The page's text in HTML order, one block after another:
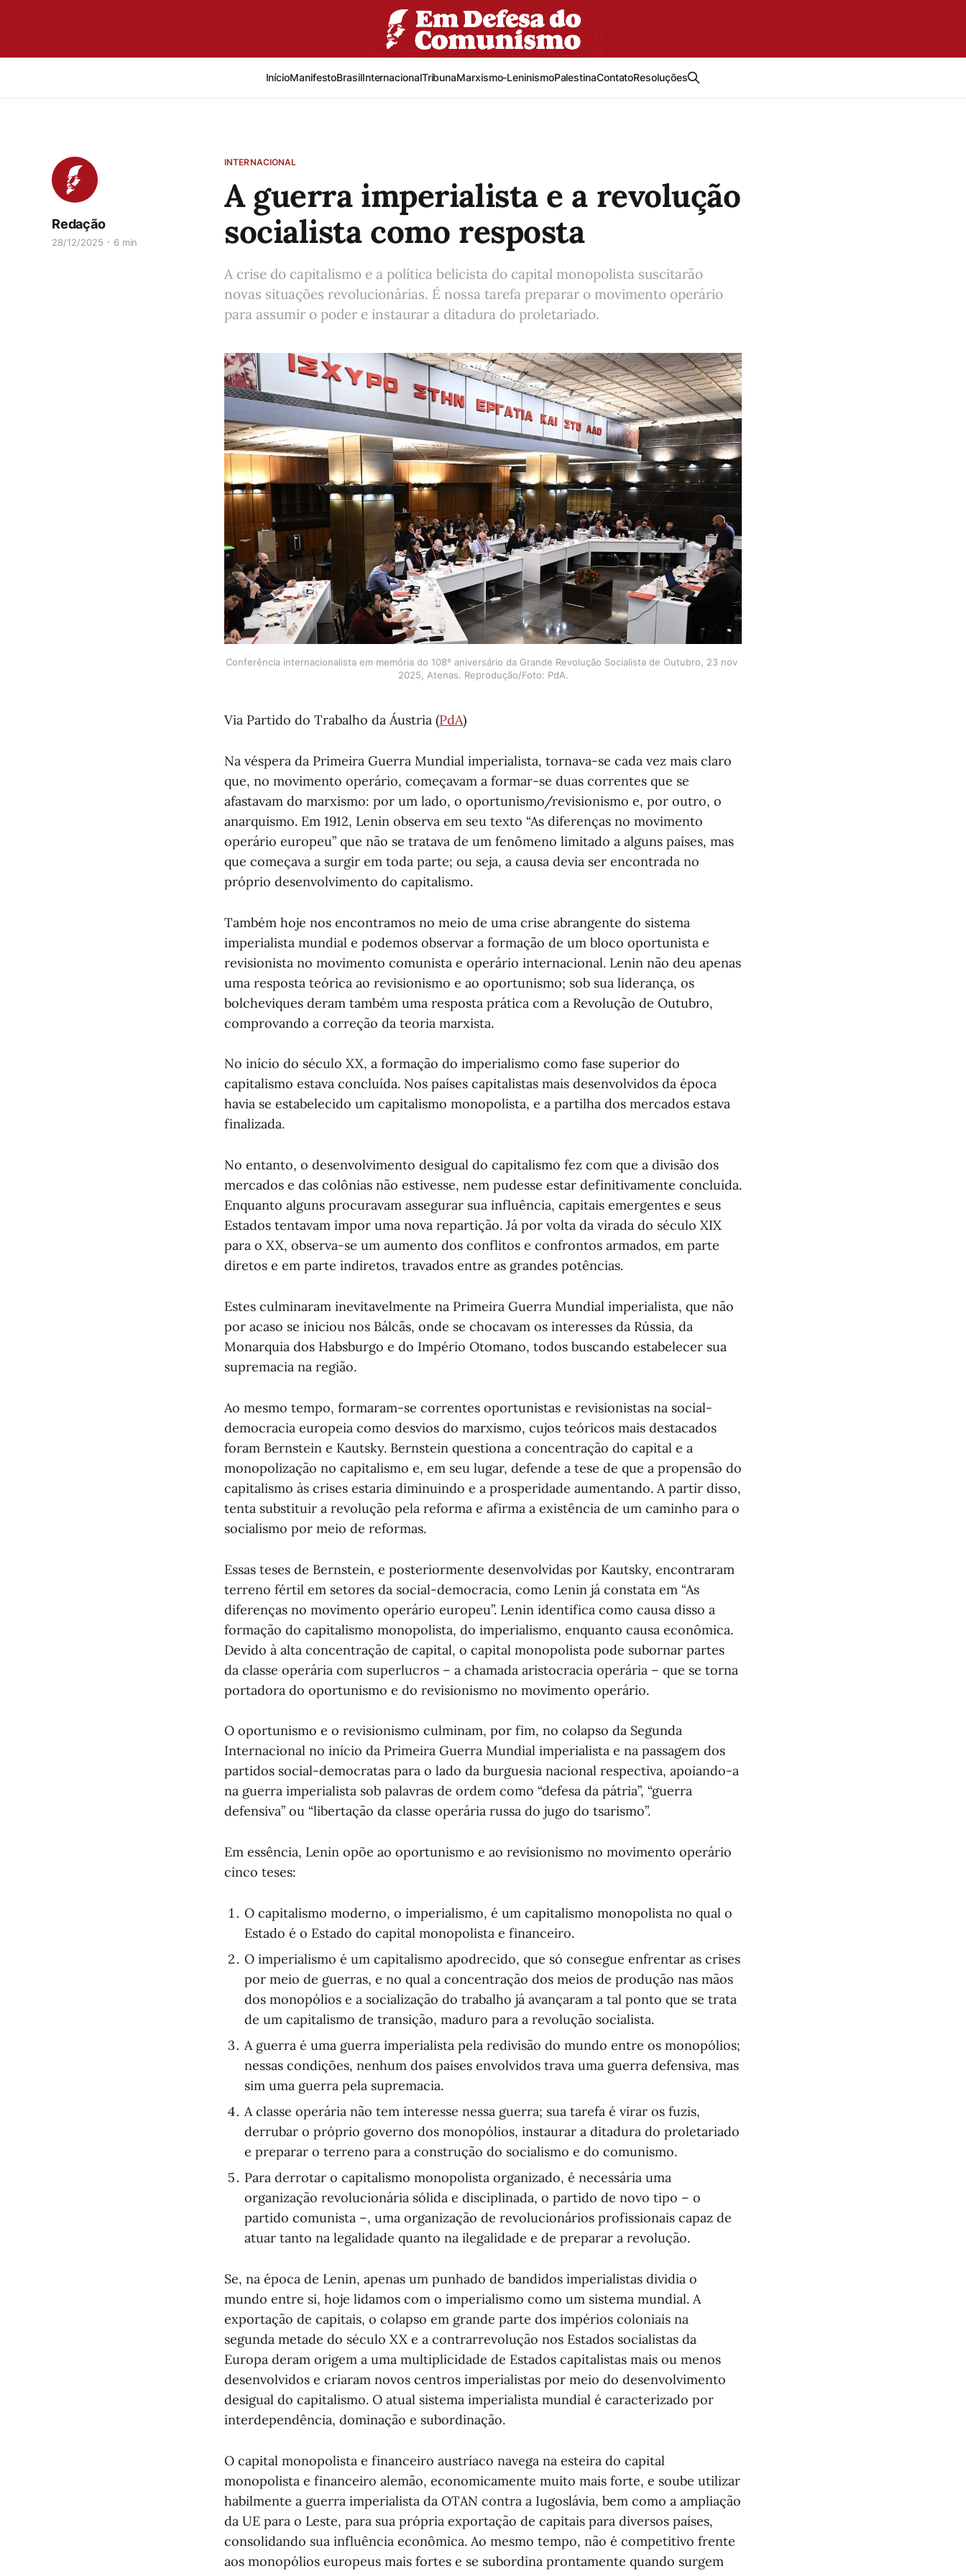
InícioManifestoBrasilInternacionalTribunaMarxismo-LeninismoPalestinaContatoResoluções
INTERNACIONAL
A guerra imperialista e a revolução
socialista como resposta
Redação
28/12/2025 6 min
A crise do capitalismo e a política belicista do capital monopolista suscitarão
novas situações revolucionárias. É nossa tarefa preparar o movimento operário
para assumir o poder e instaurar a ditadura do proletariado.
Conferência internacionalista em memória do 108º aniversário da Grande Revolução Socialista de Outubro, 23 nov
2025, Atenas. Reprodução/Foto: PdA.
Via Partido do Trabalho da Áustria (PdA)
Na véspera da Primeira Guerra Mundial imperialista, tornava-se cada vez mais claro
que, no movimento operário, começavam a formar-se duas correntes que se
afastavam do marxismo: por um lado, o oportunismo/revisionismo e, por outro, o
anarquismo. Em 1912, Lenin observa em seu texto “As diferenças no movimento
operário europeu” que não se tratava de um fenômeno limitado a alguns países, mas
que começava a surgir em toda parte; ou seja, a causa devia ser encontrada no
próprio desenvolvimento do capitalismo.
Também hoje nos encontramos no meio de uma crise abrangente do sistema
imperialista mundial e podemos observar a formação de um bloco oportunista e
revisionista no movimento comunista e operário internacional. Lenin não deu apenas
uma resposta teórica ao revisionismo e ao oportunismo; sob sua liderança, os
bolcheviques deram também uma resposta prática com a Revolução de Outubro,
comprovando a correção da teoria marxista.
No início do século XX, a formação do imperialismo como fase superior do
capitalismo estava concluída. Nos países capitalistas mais desenvolvidos da época
havia se estabelecido um capitalismo monopolista, e a partilha dos mercados estava
finalizada.
No entanto, o desenvolvimento desigual do capitalismo fez com que a divisão dos
mercados e das colônias não estivesse, nem pudesse estar definitivamente concluída.
Enquanto alguns procuravam assegurar sua influência, capitais emergentes e seus
Estados tentavam impor uma nova repartição. Já por volta da virada do século XIX
para o XX, observa-se um aumento dos conflitos e confrontos armados, em parte
diretos e em parte indiretos, travados entre as grandes potências.
Estes culminaram inevitavelmente na Primeira Guerra Mundial imperialista, que não
por acaso se iniciou nos Bálcãs, onde se chocavam os interesses da Rússia, da
Monarquia dos Habsburgo e do Império Otomano, todos buscando estabelecer sua
supremacia na região.
Ao mesmo tempo, formaram-se correntes oportunistas e revisionistas na social-
democracia europeia como desvios do marxismo, cujos teóricos mais destacados
foram Bernstein e Kautsky. Bernstein questiona a concentração do capital e a
monopolização no capitalismo e, em seu lugar, defende a tese de que a propensão do
capitalismo às crises estaria diminuindo e a prosperidade aumentando. A partir disso,
tenta substituir a revolução pela reforma e afirma a existência de um caminho para o
socialismo por meio de reformas.
Essas teses de Bernstein, e posteriormente desenvolvidas por Kautsky, encontraram
terreno fértil em setores da social-democracia, como Lenin já constata em “As
diferenças no movimento operário europeu”. Lenin identifica como causa disso a
formação do capitalismo monopolista, do imperialismo, enquanto causa econômica.
Devido à alta concentração de capital, o capital monopolista pode subornar partes
da classe operária com superlucros – a chamada aristocracia operária – que se torna
portadora do oportunismo e do revisionismo no movimento operário.
O oportunismo e o revisionismo culminam, por fim, no colapso da Segunda
Internacional no início da Primeira Guerra Mundial imperialista e na passagem dos
partidos social-democratas para o lado da burguesia nacional respectiva, apoiando-a
na guerra imperialista sob palavras de ordem como “defesa da pátria”, “guerra
defensiva” ou “libertação da classe operária russa do jugo do tsarismo”.
Em essência, Lenin opõe ao oportunismo e ao revisionismo no movimento operário
cinco teses:
O capitalismo moderno, o imperialismo, é um capitalismo monopolista no qual o
Estado é o Estado do capital monopolista e financeiro.
O imperialismo é um capitalismo apodrecido, que só consegue enfrentar as crises
por meio de guerras, e no qual a concentração dos meios de produção nas mãos
dos monopólios e a socialização do trabalho já avançaram a tal ponto que se trata
de um capitalismo de transição, maduro para a revolução socialista.
A guerra é uma guerra imperialista pela redivisão do mundo entre os monopólios;
nessas condições, nenhum dos países envolvidos trava uma guerra defensiva, mas
sim uma guerra pela supremacia.
A classe operária não tem interesse nessa guerra; sua tarefa é virar os fuzis,
derrubar o próprio governo dos monopólios, instaurar a ditadura do proletariado
e preparar o terreno para a construção do socialismo e do comunismo.
Para derrotar o capitalismo monopolista organizado, é necessária uma
organização revolucionária sólida e disciplinada, o partido de novo tipo – o
partido comunista –, uma organização de revolucionários profissionais capaz de
atuar tanto na legalidade quanto na ilegalidade e de preparar a revolução.
Se, na época de Lenin, apenas um punhado de bandidos imperialistas dividia o
mundo entre si, hoje lidamos com o imperialismo como um sistema mundial. A
exportação de capitais, o colapso em grande parte dos impérios coloniais na
segunda metade do século XX e a contrarrevolução nos Estados socialistas da
Europa deram origem a uma multiplicidade de Estados capitalistas mais ou menos
desenvolvidos e criaram novos centros imperialistas por meio do desenvolvimento
desigual do capitalismo. O atual sistema imperialista mundial é caracterizado por
interdependência, dominação e subordinação.
O capital monopolista e financeiro austríaco navega na esteira do capital
monopolista e financeiro alemão, economicamente muito mais forte, e soube utilizar
habilmente a guerra imperialista da OTAN contra a Iugoslávia, bem como a ampliação
da UE para o Leste, para sua própria exportação de capitais para diversos países,
consolidando sua influência econômica. Ao mesmo tempo, não é competitivo frente
aos monopólios europeus mais fortes e se subordina prontamente quando surgem